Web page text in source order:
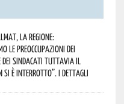
la Regione:
le preoccupazioni dei
sindacati tuttavia il
si è interrotto”. I dettagli